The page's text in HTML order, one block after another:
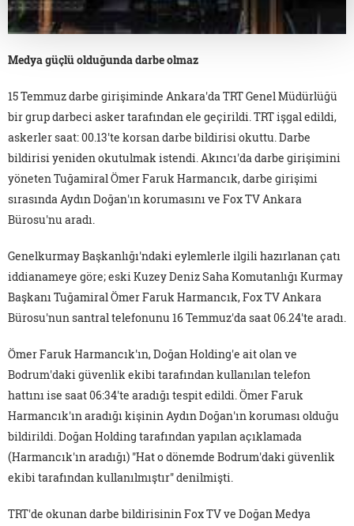
Medya güçlü olduğunda darbe olmaz
15 Temmuz darbe girişiminde Ankara'da TRT Genel Müdürlüğü
bir grup darbeci asker tarafından ele geçirildi. TRT işgal edildi,
askerler saat: 00.13'te korsan darbe bildirisi okuttu. Darbe
bildirisi yeniden okutulmak istendi. Akıncı'da darbe girişimini
yöneten Tuğamiral Ömer Faruk Harmancık, darbe girişimi
sırasında Aydın Doğan'ın korumasını ve Fox TV Ankara
Bürosu'nu aradı.
Genelkurmay Başkanlığı'ndaki eylemlerle ilgili hazırlanan çatı
iddianameye göre; eski Kuzey Deniz Saha Komutanlığı Kurmay
Başkanı Tuğamiral Ömer Faruk Harmancık, Fox TV Ankara
Bürosu'nun santral telefonunu 16 Temmuz'da saat 06.24'te aradı.
Ömer Faruk Harmancık'ın, Doğan Holding'e ait olan ve
Bodrum'daki güvenlik ekibi tarafından kullanılan telefon
hattını ise saat 06:34'te aradığı tespit edildi. Ömer Faruk
Harmancık'ın aradığı kişinin Aydın Doğan'ın koruması olduğu
bildirildi. Doğan Holding tarafından yapılan açıklamada
(Harmancık'ın aradığı) "Hat o dönemde Bodrum'daki güvenlik
ekibi tarafından kullanılmıştır" denilmişti.
TRT'de okunan darbe bildirisinin Fox TV ve Doğan Medya